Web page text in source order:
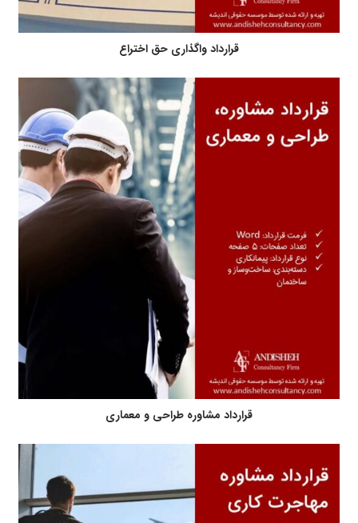
قرارداد واگذاری حق اختراع
قرارداد مشاوره طراحی و معماری